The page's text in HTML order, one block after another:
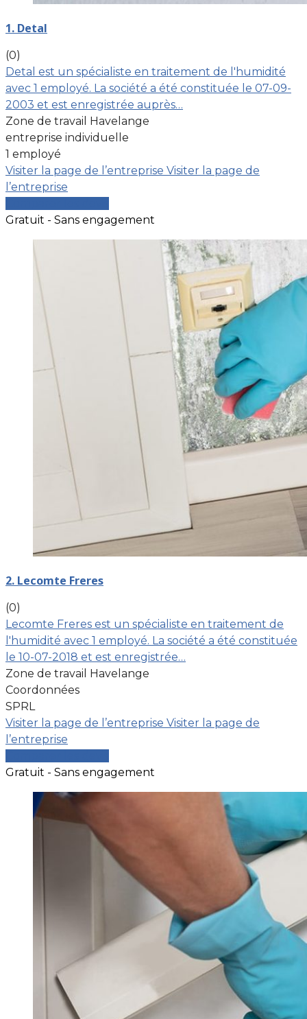
1. Detal
(0)
Detal est un spécialiste en traitement de l'humidité
avec 1 employé. La société a été constituée le 07-09-
2003 et est enregistrée auprès…
Zone de travail Havelange
entreprise individuelle
1 employé
Visiter la page de l’entreprise Visiter la page de
l’entreprise
Gratuit - Sans engagement
2. Lecomte Freres
(0)
Lecomte Freres est un spécialiste en traitement de
l'humidité avec 1 employé. La société a été constituée
le 10-07-2018 et est enregistrée…
Zone de travail Havelange
Coordonnées
SPRL
Visiter la page de l’entreprise Visiter la page de
l’entreprise
Gratuit - Sans engagement